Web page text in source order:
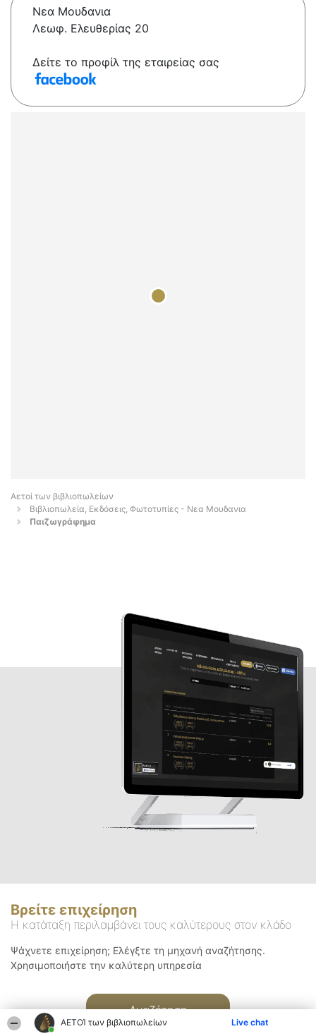
ΑΕΤΟΊ των βιβλιοπωλείων Live chat
Νεα Μουδανια
Λεωφ. Ελευθερίας 20
Δείτε το προφίλ της εταιρείας σας
Αετοί των βιβλιοπωλείων
Βιβλιοπωλεία, Εκδόσεις, Φωτοτυπίες - Νεα Μουδανια
Παιζωγράφημα
Βρείτε επιχείρηση
Η κατάταξη περιλαμβάνει τους καλύτερους στον κλάδο
Ψάχνετε επιχείρηση; Ελέγξτε τη μηχανή αναζήτησης.
Χρησιμοποιήστε την καλύτερη υπηρεσία
Αναζήτηση